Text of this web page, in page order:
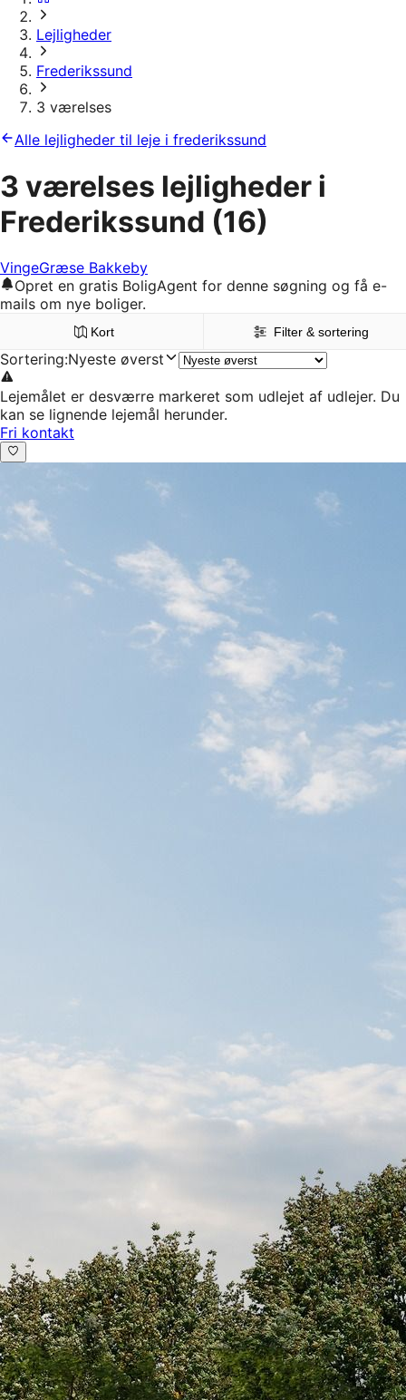
Lejligheder
Frederikssund
3 værelses
Alle lejligheder til leje i frederikssund
3 værelses lejligheder i
Frederikssund (16)
VingeGræse Bakkeby
Opret en gratis BoligAgent for denne søgning og få e-
mails om nye boliger.
Kort Filter & sortering
Sortering:Nyeste øverst
Lejemålet er desværre markeret som udlejet af udlejer. Du
kan se lignende lejemål herunder.
Fri kontakt